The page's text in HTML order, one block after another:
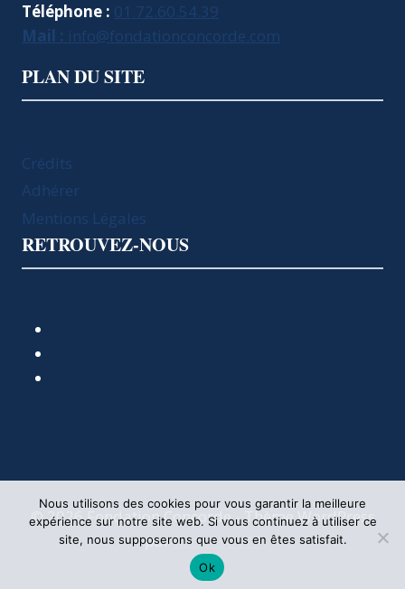
Téléphone : 01.72.60.54.39
Mail : info@fondationconcorde.com
PLAN DU SITE
Crédits
Adhérer
Mentions Légales
RETROUVEZ-NOUS
© 2026 Fondation Concorde - Thème WordPress
parKadence WP
Nous utilisons des cookies pour vous garantir la meilleure
expérience sur notre site web. Si vous continuez à utiliser ce
site, nous supposerons que vous en êtes satisfait.
Ok